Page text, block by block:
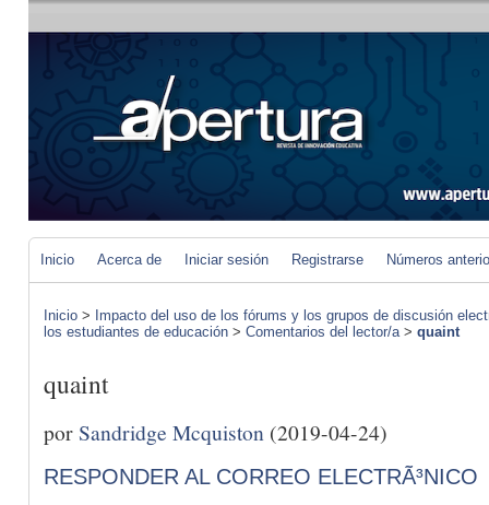
Inicio Acerca de Iniciar sesión Registrarse Números
Inicio > Impacto del uso de los fórums y los grupos de discusión
los estudiantes de educación > Comentarios del lector/a> quaint
quaint
porSandridge Mcquiston (2019-04-24)
RESPONDER AL CORREO ELECTRÃ³NICO